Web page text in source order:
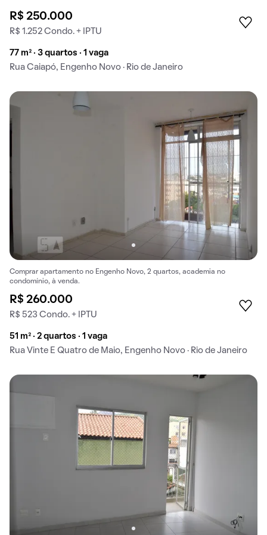
R$ 250.000
R$ 1.252 Condo. + IPTU
77 m² · 3 quartos · 1 vaga
Rua Caiapó, Engenho Novo · Rio de Janeiro
Comprar apartamento no Engenho Novo, 2 quartos, academia no
condomínio, à venda.
R$ 260.000
R$ 523 Condo. + IPTU
51 m² · 2 quartos · 1 vaga
Rua Vinte E Quatro de Maio, Engenho Novo · Rio de Janeiro